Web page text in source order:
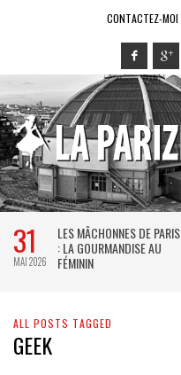
CONTACTEZ-MOI
31
MAI 2026
LES MÂCHONNES DE PARIS
: LA GOURMANDISE AU
FÉMININ
ALL POSTS TAGGED
GEEK